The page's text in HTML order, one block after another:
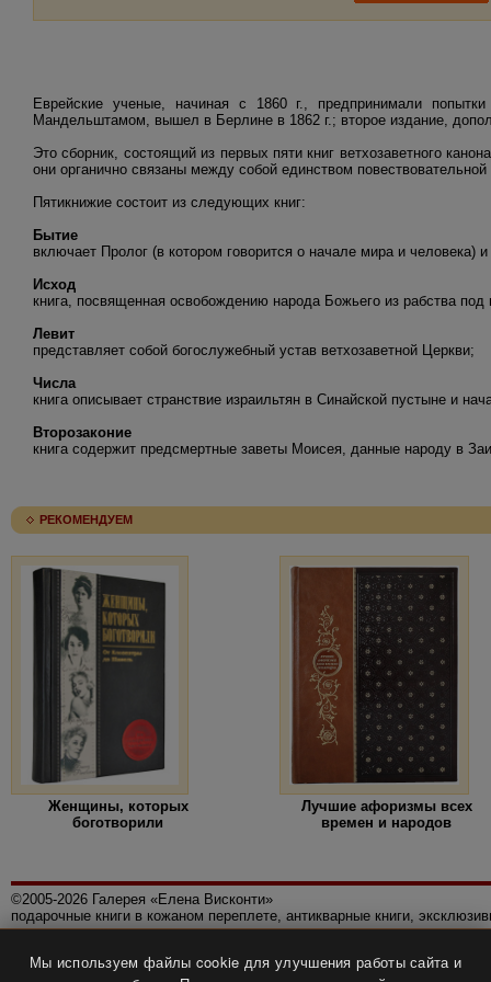
Еврейские ученые, начиная с 1860 г., предпринимали
Мандельштамом, вышел в Берлине в 1862 г.; второе издание,
Это сборник, состоящий из первых пяти книг ветхозаветного
они органично связаны между собой единством
Пятикнижие состоит из следующих книг:
Бытие
включает Пролог (в котором говорится о начале мира и человека)
Исход
книга, посвященная освобождению народа Божьего из рабства
Левит
представляет собой богослужебный устав ветхозаветной Церкви;
Числа
книга описывает странствие израильтян в Синайской пустыне и
Второзаконие
книга содержит предсмертные заветы Моисея, данные народу в
РЕКОМЕНДУЕМ
Женщины, которых
боготворили
Лучшие афоризмы всех
времен и народов
©2005-2026 Галерея «Елена Висконти»
подарочные книги в кожаном переплете, антикварные книги,
Политика конфиденциальности
Мы используем файлы cookie для улучшения работы сайта и